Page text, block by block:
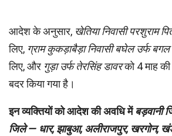
आदेश के अनुसार, खेतिया निवासी परशुराम
लिए, ग्राम कुकड़ाबैड़ा निवासी बघेल उर्फ बगल
लिए, और गुड़ा उर्फ तेरसिंह डावरको 4 माह
बदर किया गया है।
इन व्यक्तियों को आदेश की अवधि मेंबड़वानी
जिले — धार, झाबुआ, अलीराजपुर, खरगोन,